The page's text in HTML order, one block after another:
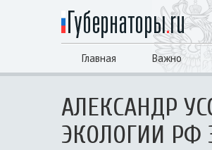
Главная Важно
АЛЕКСАНДР
ЭКОЛОГИИ РФ